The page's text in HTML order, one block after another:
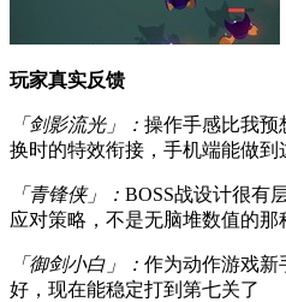
玩家真实反馈
「剑影流光」： 操作手感比我预
换时的特效衔接，手机端能做到
「青锋侠」： BOSS战设计很有
应对策略，不是无脑堆数值的那
「御剑小白」： 作为动作游戏新
好，现在能稳定打到第七关了